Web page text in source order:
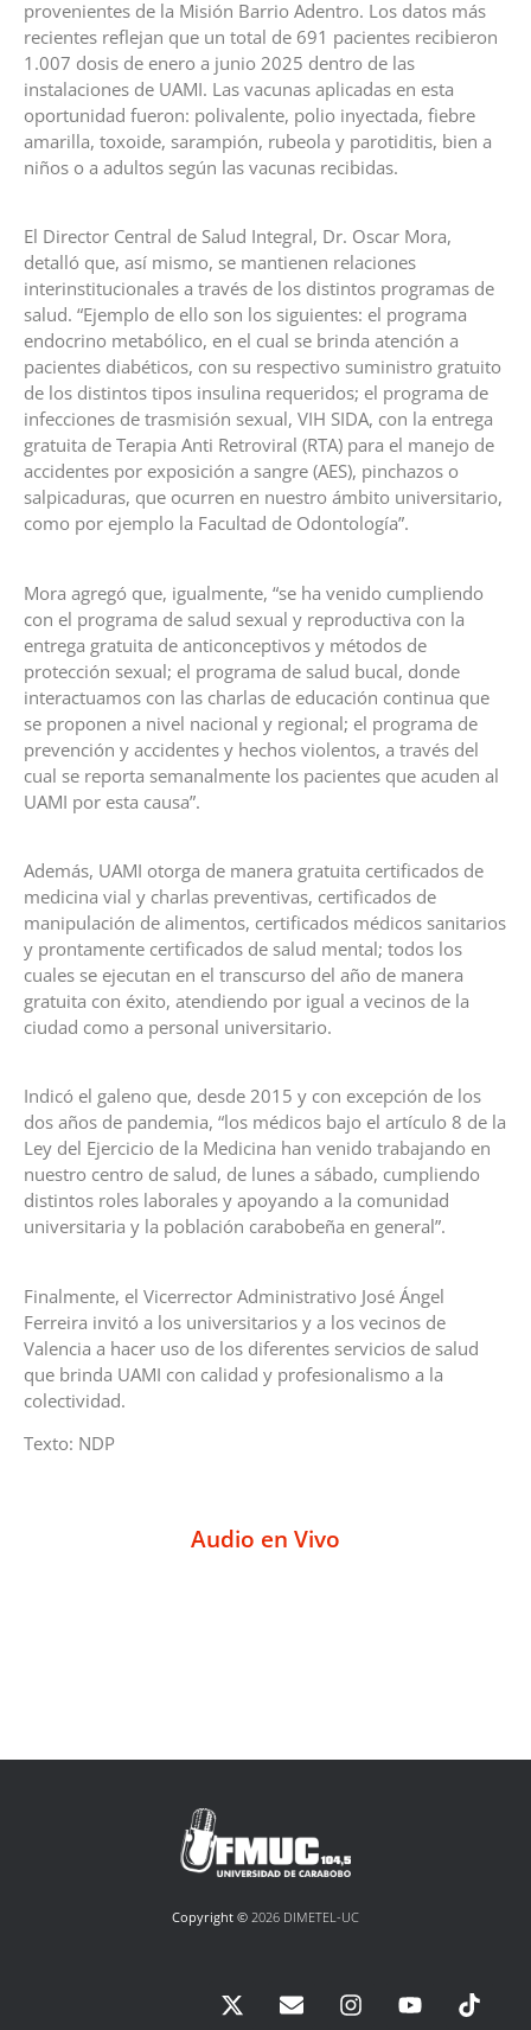
provenientes de la Misión Barrio Adentro. Los datos más
recientes reflejan que un total de 691 pacientes recibieron
1.007 dosis de enero a junio 2025 dentro de las
instalaciones de UAMI. Las vacunas aplicadas en esta
oportunidad fueron: polivalente, polio inyectada, fiebre
amarilla, toxoide, sarampión, rubeola y parotiditis, bien a
niños o a adultos según las vacunas recibidas.
El Director Central de Salud Integral, Dr. Oscar Mora,
detalló que, así mismo, se mantienen relaciones
interinstitucionales a través de los distintos programas de
salud. “Ejemplo de ello son los siguientes: el programa
endocrino metabólico, en el cual se brinda atención a
pacientes diabéticos, con su respectivo suministro gratuito
de los distintos tipos insulina requeridos; el programa de
infecciones de trasmisión sexual, VIH SIDA, con la entrega
gratuita de Terapia Anti Retroviral (RTA) para el manejo de
accidentes por exposición a sangre (AES), pinchazos o
salpicaduras, que ocurren en nuestro ámbito universitario,
como por ejemplo la Facultad de Odontología”.
Mora agregó que, igualmente, “se ha venido cumpliendo
con el programa de salud sexual y reproductiva con la
entrega gratuita de anticonceptivos y métodos de
protección sexual; el programa de salud bucal, donde
interactuamos con las charlas de educación continua que
se proponen a nivel nacional y regional; el programa de
prevención y accidentes y hechos violentos, a través del
cual se reporta semanalmente los pacientes que acuden al
UAMI por esta causa”.
Además, UAMI otorga de manera gratuita certificados de
medicina vial y charlas preventivas, certificados de
manipulación de alimentos, certificados médicos sanitarios
y prontamente certificados de salud mental; todos los
cuales se ejecutan en el transcurso del año de manera
gratuita con éxito, atendiendo por igual a vecinos de la
ciudad como a personal universitario.
Indicó el galeno que, desde 2015 y con excepción de los
dos años de pandemia, “los médicos bajo el artículo 8 de la
Ley del Ejercicio de la Medicina han venido trabajando en
nuestro centro de salud, de lunes a sábado, cumpliendo
distintos roles laborales y apoyando a la comunidad
universitaria y la población carabobeña en general”.
Finalmente, el Vicerrector Administrativo José Ángel
Ferreira invitó a los universitarios y a los vecinos de
Valencia a hacer uso de los diferentes servicios de salud
que brinda UAMI con calidad y profesionalismo a la
colectividad.
Texto: NDP
Audio en Vivo
Copyright © 2026 DIMETEL-UC